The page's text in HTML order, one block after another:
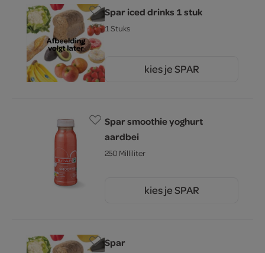
Spar iced drinks 1 stuk
1 Stuks
kies je SPAR
Spar smoothie yoghurt
aardbei
250 Milliliter
kies je SPAR
Spar